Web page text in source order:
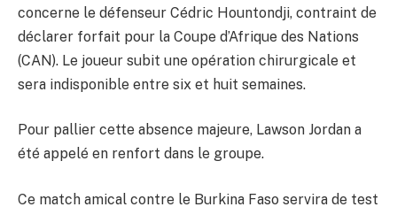
concerne le défenseur Cédric Hountondji, contraint de
déclarer forfait pour la Coupe d’Afrique des Nations
(CAN). Le joueur subit une opération chirurgicale et
sera indisponible entre six et huit semaines.
Pour pallier cette absence majeure, Lawson Jordan a
été appelé en renfort dans le groupe.
Ce match amical contre le Burkina Faso servira de test